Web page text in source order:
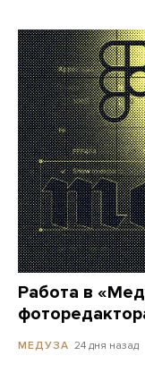
Работа в
МЕДУЗА 24 дня назад